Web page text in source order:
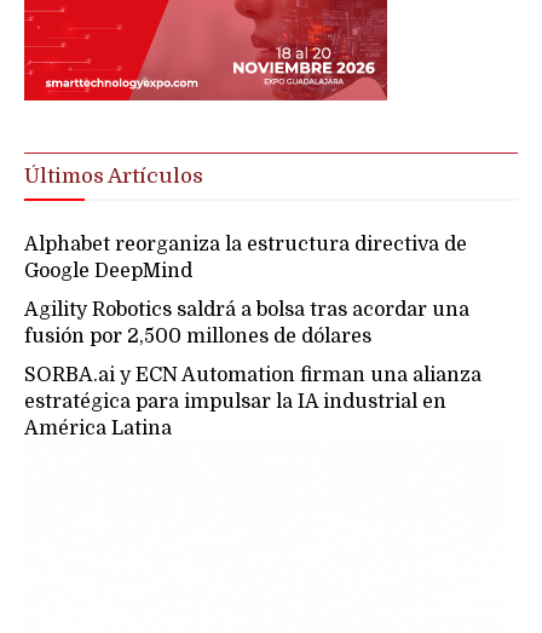
Últimos Artículos
Alphabet reorganiza la estructura directiva de
Google DeepMind
Agility Robotics saldrá a bolsa tras acordar una
fusión por 2,500 millones de dólares
SORBA.ai y ECN Automation firman una alianza
estratégica para impulsar la IA industrial en
América Latina